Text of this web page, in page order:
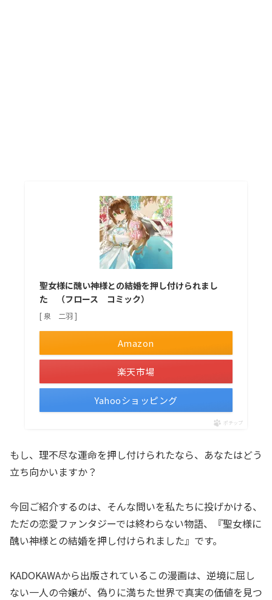
聖女様に醜い神様との結婚を押し付けられまし
た （フロース コミック）
[ 泉 二羽 ]
Amazon
楽天市場
Yahooショッピング
ポチップ
もし、理不尽な運命を押し付けられたなら、あなたはどう
立ち向かいますか？
今回ご紹介するのは、そんな問いを私たちに投げかける、
ただの恋愛ファンタジーでは終わらない物語、『聖女様に
醜い神様との結婚を押し付けられました』です。
KADOKAWAから出版されているこの漫画は、逆境に屈し
ない一人の令嬢が、偽りに満ちた世界で真実の価値を見つ